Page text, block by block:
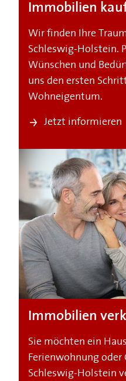
Immobilien
Wir finden Ihre
Schleswig-Holstein.
Wünschen und
uns den ersten
Wohneigentum.
Jetzt informieren
Immobilien
Sie möchten ein
Ferienwohnung oder
Schleswig-Holstein